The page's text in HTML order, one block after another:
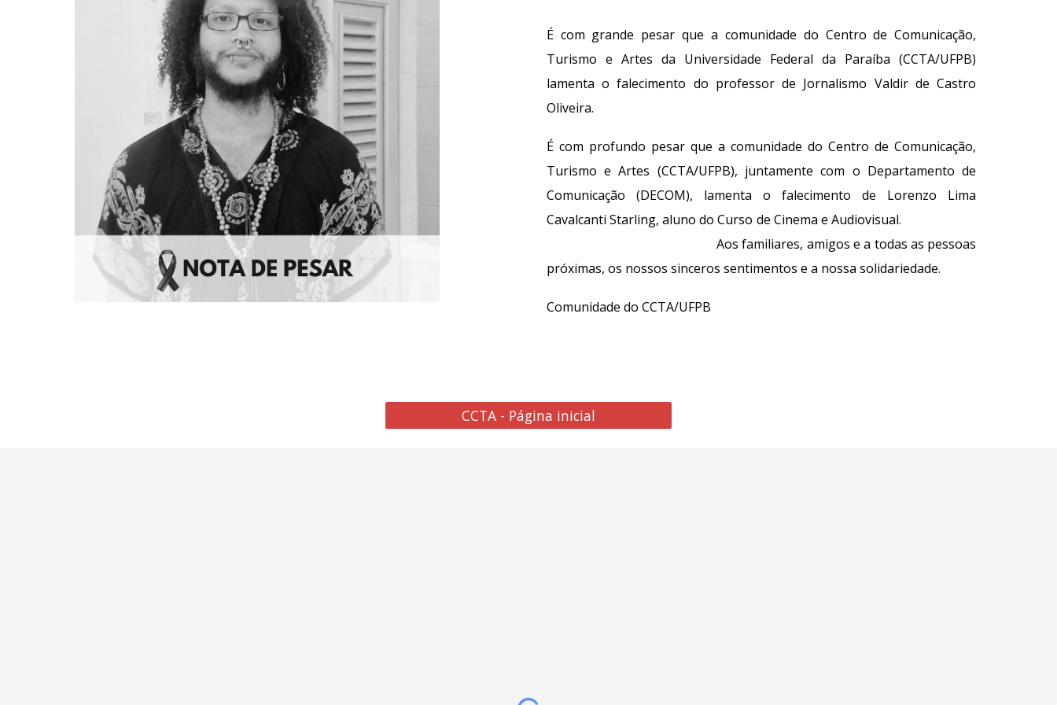
É com grande pesar que a comunidade do Centro de Comunicação,
Turismo e Artes da Universidade Federal da Paraíba (CCTA/UFPB)
lamenta o falecimento do professor de Jornalismo Valdir de Castro
Oliveira.
É com profundo pesar que a comunidade do Centro de Comunicação,
Turismo e Artes (CCTA/UFPB), juntamente com o Departamento de
Comunicação (DECOM), lamenta o falecimento de Lorenzo Lima
Cavalcanti Starling, aluno do Curso de Cinema e Audiovisual.
Aos familiares, amigos e a todas as pessoas
próximas, os nossos sinceros sentimentos e a nossa solidariedade.
Comunidade do CCTA/UFPB
CCTA - Página inicial